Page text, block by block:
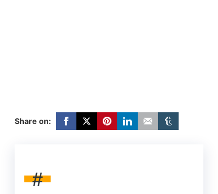
Share on:
#